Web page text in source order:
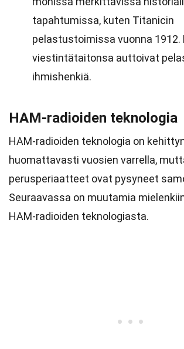
tapahtumissa, kuten Titanicin
pelastustoimissa vuonna 1912.
viestintätaitonsa auttoivat
ihmishenkiä.
HAM-radioiden teknologia
HAM-radioiden teknologia on
huomattavasti vuosien varrella,
perusperiaatteet ovat pysyneet
Seuraavassa on muutamia
HAM-radioiden teknologiasta.